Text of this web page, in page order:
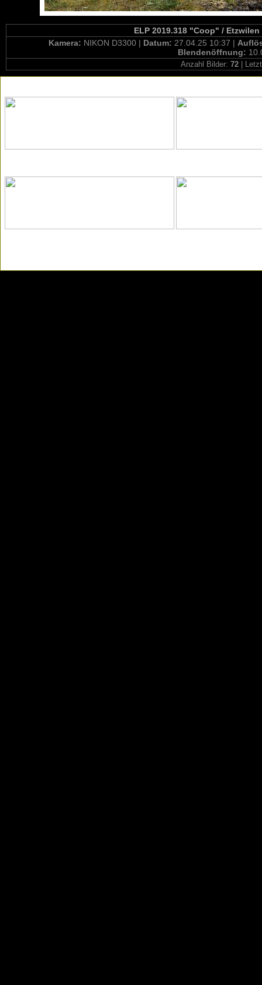
ELP 2019.318 "Coop" /
Kamera: NIKON D3300 | Datum: 27.04.25 10:37 |
Blendenöffnung:
Anzahl Bilder: 72 |